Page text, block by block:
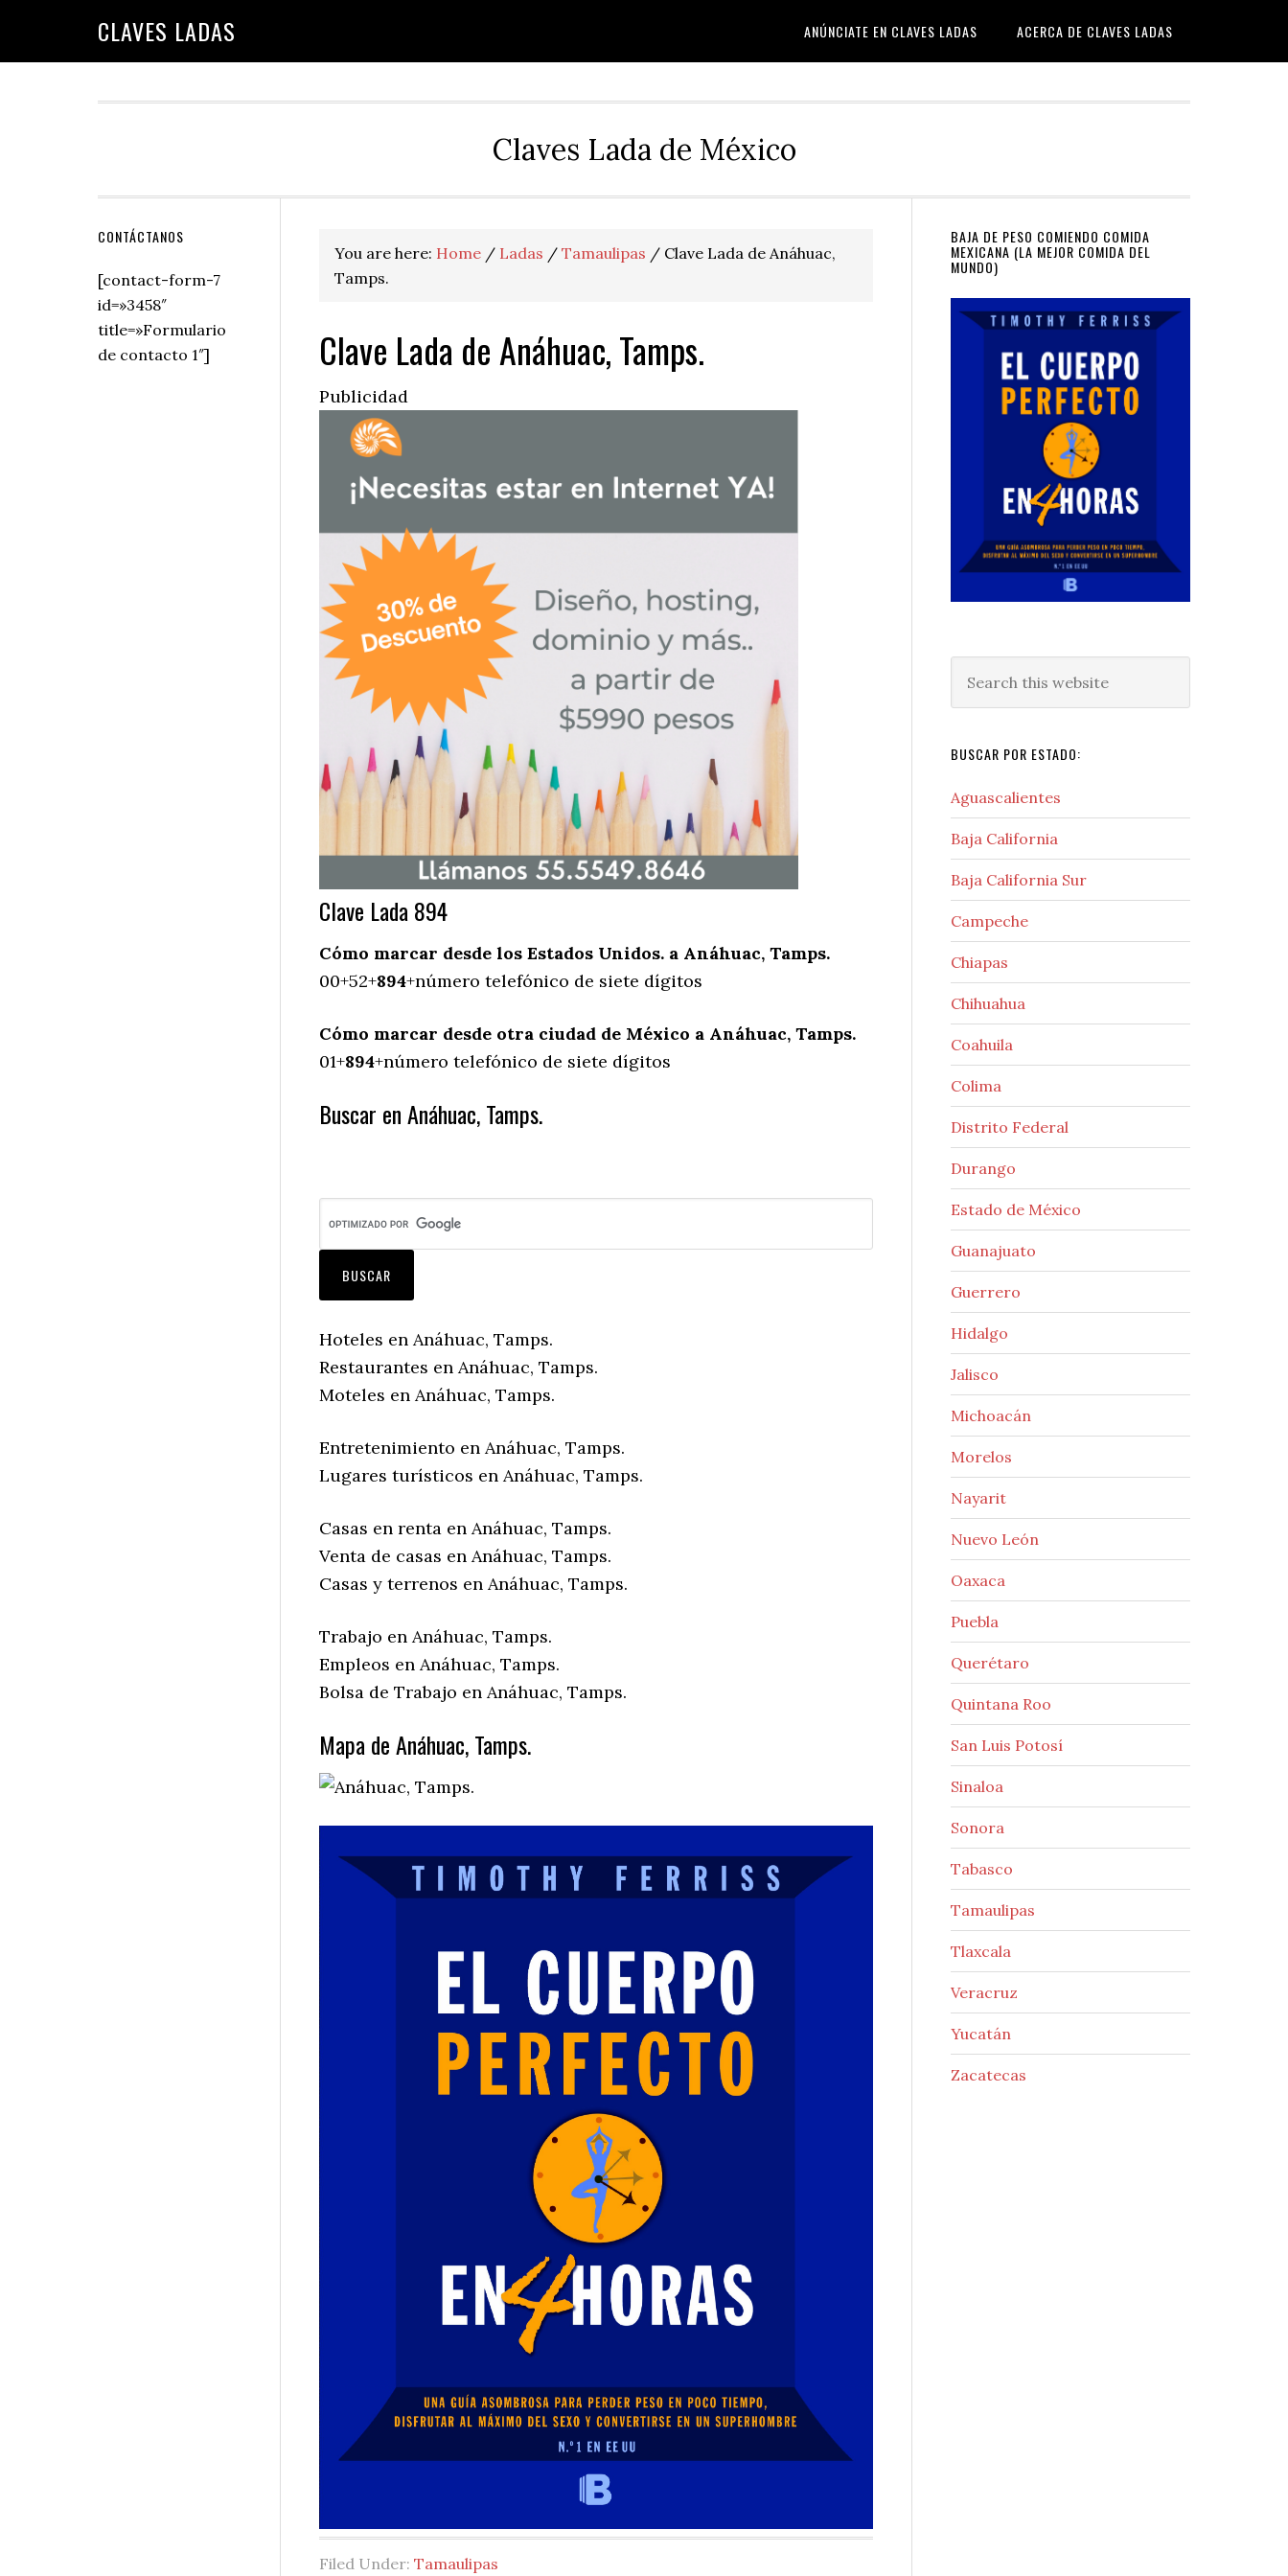
CLAVES LADAS ANÚNCIATE EN CLAVES LADAS ACERCA DE CLAVES LADAS
Claves Lada de México
You are here: Home / Ladas / Tamaulipas / Clave Lada de Anáhuac,
Tamps.
Clave Lada de Anáhuac, Tamps.
Publicidad
Clave Lada 894
Cómo marcar desde los Estados Unidos. a Anáhuac, Tamps.
00+52+894+número telefónico de siete dígitos
Cómo marcar desde otra ciudad de México a Anáhuac, Tamps.
01+894+número telefónico de siete dígitos
Buscar en Anáhuac, Tamps.
Hoteles en Anáhuac, Tamps.
Restaurantes en Anáhuac, Tamps.
Moteles en Anáhuac, Tamps.
Entretenimiento en Anáhuac, Tamps.
Lugares turísticos en Anáhuac, Tamps.
Casas en renta en Anáhuac, Tamps.
Venta de casas en Anáhuac, Tamps.
Casas y terrenos en Anáhuac, Tamps.
Trabajo en Anáhuac, Tamps.
Empleos en Anáhuac, Tamps.
Bolsa de Trabajo en Anáhuac, Tamps.
Mapa de Anáhuac, Tamps.
Filed Under: Tamaulipas
Primary
Sidebar
BAJA DE PESO COMIENDO COMIDA
MEXICANA (LA MEJOR COMIDA DEL
MUNDO)
this
BUSCAR POR ESTADO:
Aguascalientes
Baja California
Baja California Sur
Campeche
Chiapas
Chihuahua
Coahuila
Colima
Distrito Federal
Durango
Estado de México
Guanajuato
Guerrero
Hidalgo
Jalisco
Michoacán
Morelos
Nayarit
Nuevo León
Oaxaca
Puebla
Querétaro
Quintana Roo
San Luis Potosí
Sinaloa
Sonora
Tabasco
Tamaulipas
Tlaxcala
Veracruz
Yucatán
Zacatecas
Secondary
Sidebar
CONTÁCTANOS
[contact-form-7
id=»3458″
title=»Formulario
de contacto 1″]